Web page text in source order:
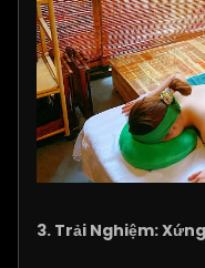
3. Trải Nghiệm: